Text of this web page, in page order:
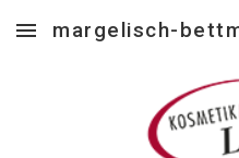
Skip to main content
margelisch-